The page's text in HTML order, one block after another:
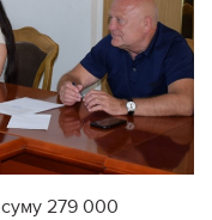
279 000